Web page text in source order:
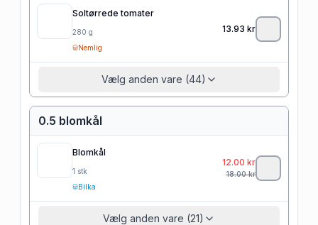
Soltørrede tomater
280 g
Nemlig
13.93 kr
Vælg anden vare (44)
0.5 blomkål
Blomkål
1 stk
Bilka
12.00 kr
18.00kr
Vælg anden vare (21)